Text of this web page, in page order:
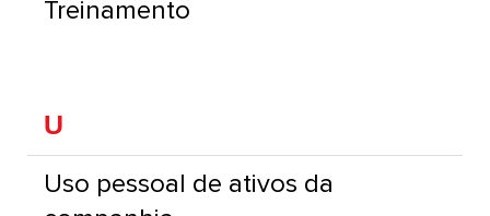
Treinamento
U
Uso pessoal de ativos da